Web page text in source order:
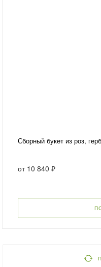
Сборный букет из роз,
от 10 840 ₽